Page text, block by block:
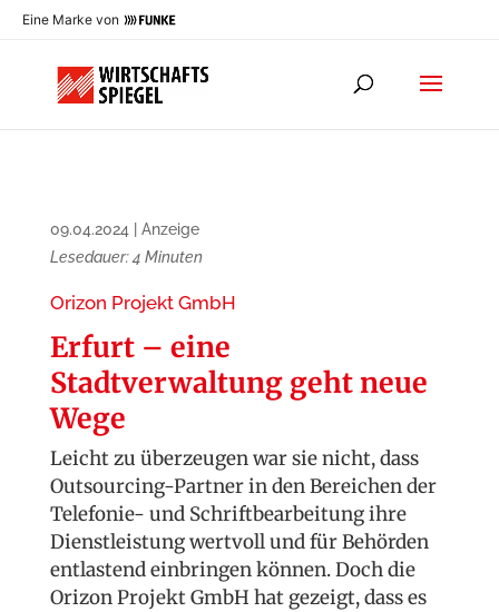
Eine Marke von
09.04.2024
Anzeige
Lesedauer: 4 Minuten
Orizon Projekt GmbH
Erfurt – eine
Stadtverwaltung geht neue
Wege
Leicht zu überzeugen war sie nicht, dass
Outsourcing-Partner in den Bereichen der
Telefonie- und Schriftbearbeitung ihre
Dienstleistung wertvoll und für Behörden
entlastend einbringen können. Doch die
Orizon Projekt GmbH hat gezeigt, dass es